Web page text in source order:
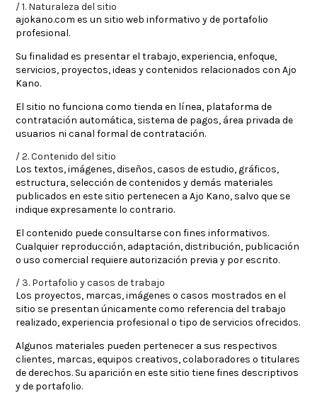
1. Naturaleza del sitio
ajokano.com es un sitio web informativo y de portafolio
profesional.
Su finalidad es presentar el trabajo, experiencia, enfoque,
servicios, proyectos, ideas y contenidos relacionados con Ajo
Kano.
El sitio no funciona como tienda en línea, plataforma de
contratación automática, sistema de pagos, área privada de
usuarios ni canal formal de contratación.
2. Contenido del sitio
Los textos, imágenes, diseños, casos de estudio, gráficos,
estructura, selección de contenidos y demás materiales
publicados en este sitio pertenecen a Ajo Kano, salvo que se
indique expresamente lo contrario.
El contenido puede consultarse con fines informativos.
Cualquier reproducción, adaptación, distribución, publicación
o uso comercial requiere autorización previa y por escrito.
3. Portafolio y casos de trabajo
Los proyectos, marcas, imágenes o casos mostrados en el
sitio se presentan únicamente como referencia del trabajo
realizado, experiencia profesional o tipo de servicios ofrecidos.
Algunos materiales pueden pertenecer a sus respectivos
clientes, marcas, equipos creativos, colaboradores o titulares
de derechos. Su aparición en este sitio tiene fines descriptivos
y de portafolio.